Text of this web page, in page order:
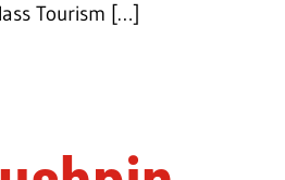
Tourism […]